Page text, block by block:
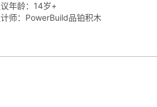
年龄： 14岁+
师： PowerBuild品铂积木